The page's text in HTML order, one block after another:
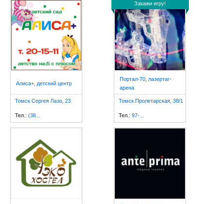
Алиса+, детский центр
Томск Сергея Лазо, 23
Тел.: (38...
Закажи игру!
Портал-70, лазертаг-
арена
Томск Пролетарская, 38/1
Тел.: 97-...